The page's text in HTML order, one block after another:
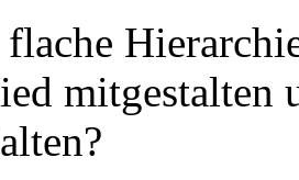
mitgestalten